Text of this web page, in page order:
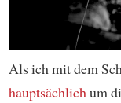
Als ich mit dem
hauptsächlichum